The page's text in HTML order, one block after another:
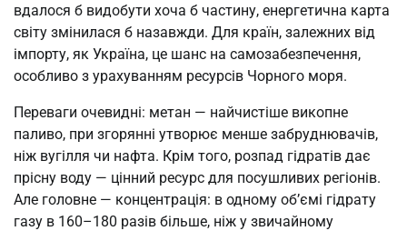
вдалося б видобути хоча б частину, енергетична карта
світу змінилася б назавжди. Для країн, залежних від
імпорту, як Україна, це шанс на самозабезпечення,
особливо з урахуванням ресурсів Чорного моря.
Переваги очевидні: метан — найчистіше викопне
паливо, при згорянні утворює менше забруднювачів,
ніж вугілля чи нафта. Крім того, розпад гідратів дає
прісну воду — цінний ресурс для посушливих регіонів.
Але головне — концентрація: в одному об’ємі гідрату
газу в 160–180 разів більше, ніж у звичайному